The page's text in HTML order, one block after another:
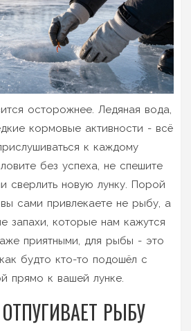
осторожнее. Ледяная вода,
кормовые активности - всё
к каждому
без успеха, не спешите
сверлить новую лунку. Порой
сами привлекаете не рыбу, а
запахи, которые нам кажутся
приятными, для рыбы - это
будто кто-то подошёл с
прямо к вашей лунке.
РЫБУ